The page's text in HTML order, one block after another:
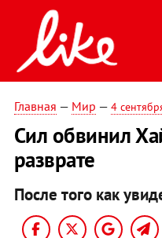
Главная — Мир — 4
Сил обвинил
разврате
После того как